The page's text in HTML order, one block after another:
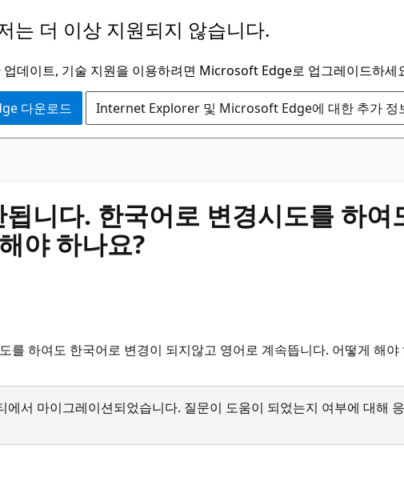
는 더 이상 지원되지 않습니다.
업데이트, 기술 지원을 이용하려면 Microsoft Edge로 업그레이드하세
다운로드 Internet Explorer 및 Microsoft Edge에 대한 추가 정
니다. 한국어로 변경시도를 하
야 하나요?
를 하여도 한국어로 변경이 되지않고 영어로 계속뜹니다. 어떻게 해야
서 마이그레이션되었습니다. 질문이 도움이 되었는지 여부에 대해